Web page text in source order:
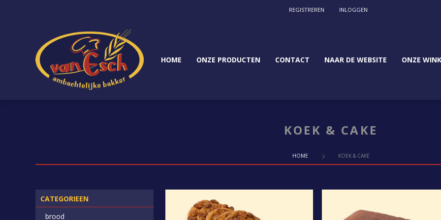
REGISTREREN INLOGGEN
HOME ONZE PRODUCTEN CONTACT NAAR DE WEBSITE ONZE
HOME KOEK & CAKE
KOEK & CAKE
CATEGORIEEN
brood